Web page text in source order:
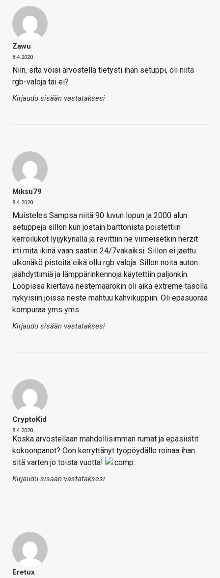
Zawu
8.4.2020
Niin, sitä voisi arvostella tietysti ihan setuppi, oli niitä
rgb-valoja tai ei?
Kirjaudu sisään vastataksesi
Miksu79
8.4.2020
Muisteles Sampsa niitä 90 luvun lopun ja 2000 alun
setuppeja sillon kun jostain barttonista poistettiin
kerroilukot lyijykynällä ja revittiin ne viimeisetkin herzit
irti mitä ikinä vaan saatiin 24/7vakaiksi. Sillon ei jaettu
ulkonäkö pisteitä eikä ollu rgb valoja. Sillon noita auton
jäähdyttimiä ja lämppärinkennoja käytettiin paljonkin.
Loopissa kiertävä nestemäärökin oli aika extreme tasolla
nykyisiin joissa neste mahtuu kahvikuppiin. Oli epäsuoraa
kompuraa yms yms
Kirjaudu sisään vastataksesi
CryptoKid
8.4.2020
Koska arvostellaan mahdollisimman rumat ja epäsiistit
kokoonpanot? Oon kerryttänyt työpöydälle roinaa ihan
sitä varten jo toista vuotta!
Kirjaudu sisään vastataksesi
Eretux